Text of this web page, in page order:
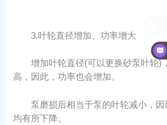
3.叶轮直径增加、功率增大
增加叶轮直径(可以更换砂泵叶轮)
高，因此，功率也会增加。
泵磨损后相当于泵的叶轮减小，因
均有所下降。